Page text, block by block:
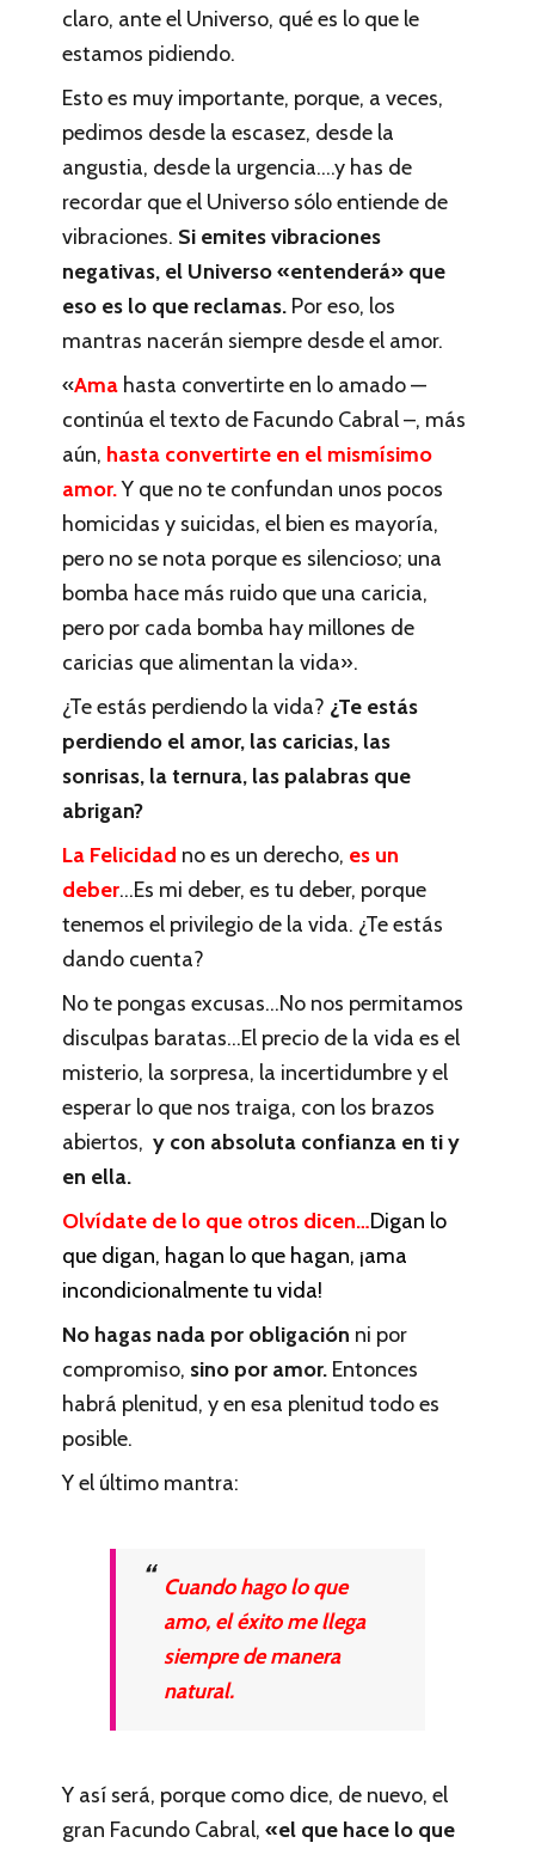
claro, ante el Universo, qué es lo que le
estamos pidiendo.
Esto es muy importante, porque, a veces,
pedimos desde la escasez, desde la
angustia, desde la urgencia….y has de
recordar que el Universo sólo entiende de
vibraciones. Si emites vibraciones
negativas, el Universo «entenderá» que
eso es lo que reclamas. Por eso, los
mantras nacerán siempre desde el amor.
«Ama hasta convertirte en lo amado —
continúa el texto de Facundo Cabral –, más
aún, hasta convertirte en el mismísimo
amor.Y que no te confundan unos pocos
homicidas y suicidas, el bien es mayoría,
pero no se nota porque es silencioso; una
bomba hace más ruido que una caricia,
pero por cada bomba hay millones de
caricias que alimentan la vida».
¿Te estás perdiendo la vida? ¿Te estás
perdiendo el amor, las caricias, las
sonrisas, la ternura, las palabras que
abrigan?
La Felicidad no es un derecho, es un
deber…Es mi deber, es tu deber, porque
tenemos el privilegio de la vida. ¿Te estás
dando cuenta?
No te pongas excusas…No nos permitamos
disculpas baratas…El precio de la vida es el
misterio, la sorpresa, la incertidumbre y el
esperar lo que nos traiga, con los brazos
abiertos, y con absoluta confianza en ti y
en ella.
Olvídate de lo que otros dicen…Digan lo
que digan, hagan lo que hagan, ¡ama
incondicionalmente tu vida!
No hagas nada por obligación ni por
compromiso, sino por amor. Entonces
habrá plenitud, y en esa plenitud todo es
posible.
Y el último mantra:
Cuando hago lo que
amo, el éxito me llega
siempre de manera
natural.
Y así será, porque como dice, de nuevo, el
gran Facundo Cabral,«el que hace lo que